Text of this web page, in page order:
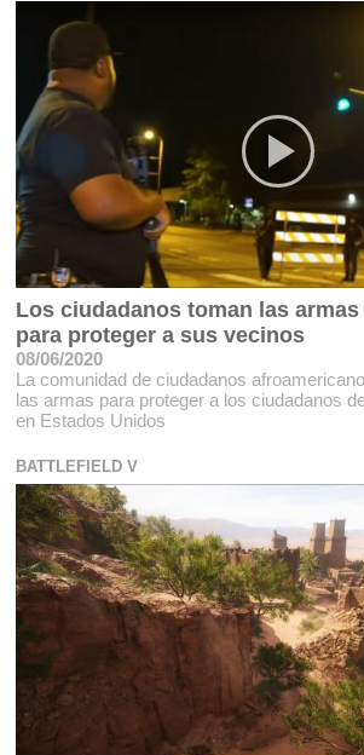
Los ciudadanos toman las
para proteger a sus vecinos
08/06/2020
La comunidad de ciudadanos
las armas para proteger a los ciudadanos
en Estados Unidos
BATTLEFIELD V